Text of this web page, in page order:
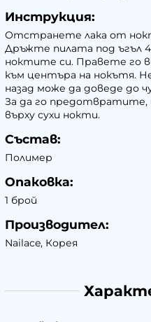
Инструкция:
Отстранете лака от
Дръжте пилата под ъгъл
ноктите си. Правете го
към центъра на нокътя.
назад може да доведе до
За да го предотвратите,
върху сухи нокти.
Състав:
Полимер
Опаковка:
1 брой
Производител:
Nailace, Корея